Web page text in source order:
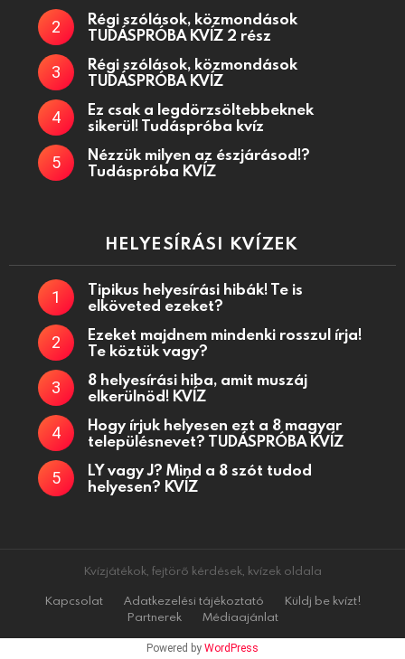
Régi szólások, közmondások
TUDÁSPRÓBA KVÍZ 2 rész
Régi szólások, közmondások
TUDÁSPRÓBA KVÍZ
Ez csak a legdörzsöltebbeknek
sikerül! Tudáspróba kvíz
Nézzük milyen az észjárásod!?
Tudáspróba KVÍZ
HELYESÍRÁSI KVÍZEK
Tipikus helyesírási hibák! Te is
elköveted ezeket?
Ezeket majdnem mindenki rosszul írja!
Te köztük vagy?
8 helyesírási hiba, amit muszáj
elkerülnöd! KVÍZ
Hogy írjuk helyesen ezt a 8 magyar
településnevet? TUDÁSPRÓBA KVÍZ
LY vagy J? Mind a 8 szót tudod
helyesen? KVÍZ
Kvízjátékok, fejtörő kérdések, kvízek oldala
Kapcsolat
Adatkezelési tájékoztató
Küldj be kvízt!
Partnerek
Médiaajánlat
Powered by WordPress